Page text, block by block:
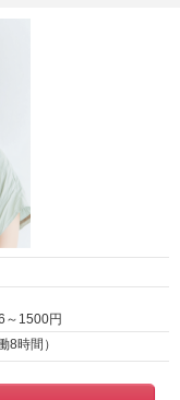
～ 1500円
時間）